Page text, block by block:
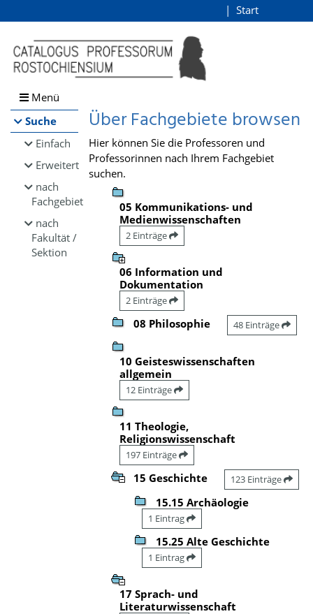
Browsen
direkt zum Inhalt
Start
Menü
Suche
Einfach
Erweitert
nach
Fachgebiet
nach
Fakultät /
Sektion
Über Fachgebiete browsen
Hier können Sie die Professoren und
Professorinnen nach Ihrem Fachgebiet
suchen.
05 Kommunikations- und
Medienwissenschaften
2 Einträge
06 Information und
Dokumentation
2 Einträge
08 Philosophie 48 Einträge
10 Geisteswissenschaften
allgemein
12 Einträge
11 Theologie,
Religionswissenschaft
197 Einträge
15 Geschichte 123 Einträge
15.15 Archäologie
1 Eintrag
15.25 Alte Geschichte
1 Eintrag
17 Sprach- und
Literaturwissenschaft